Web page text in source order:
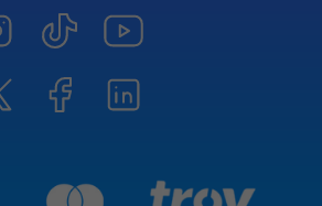
Güneş Tarot Sağlık Anlamı
burcunda
Tarot Sağlık Anlamı
Üçlüsü Anlamı
Denge kartı anlamı
tarotta değnek ikilisi sağlık anlamı